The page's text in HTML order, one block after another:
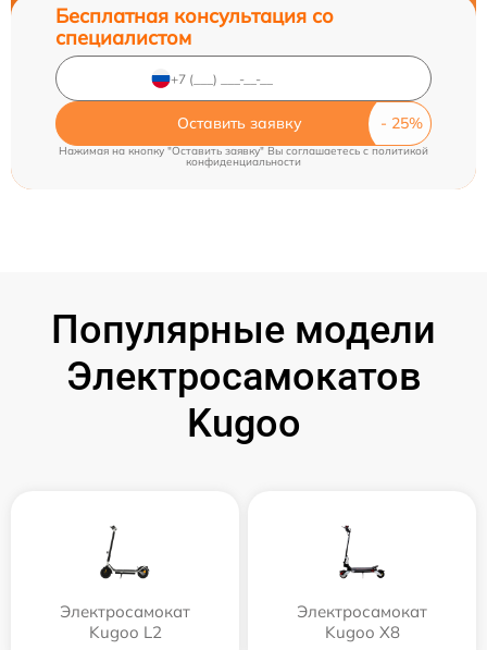
Бесплатная консультация со
специалистом
Оставить заявку
Нажимая на кнопку "Оставить заявку" Вы соглашаетесь c политикой
конфиденциальности
Популярные модели
Электросамокатов
Kugoo
Электросамокат
Kugoo L2
Электросамокат
Kugoo X8